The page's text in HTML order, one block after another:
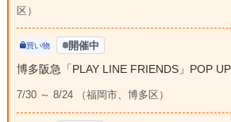
区）
買い物 開催中
博多阪急「PLAY LINE FRIENDS」POP
7/30 ～ 8/24 （福岡市、博多区）